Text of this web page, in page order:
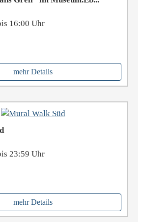
16:00 Uhr
mehr Details
23:59 Uhr
mehr Details